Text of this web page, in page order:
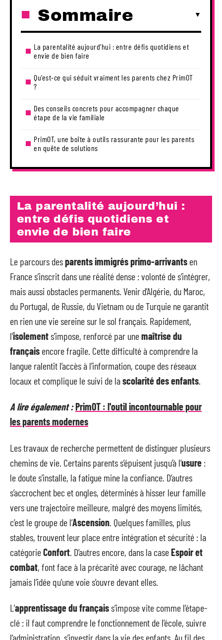
Sommaire
La parentalité aujourd’hui : entre défis quotidiens et
envie de bien faire
Qu’est-ce qui séduit vraiment les parents chez PrimOT
?
Des conseils concrets pour accompagner chaque
étape de la vie familiale
PrimOT, une boîte à outils rassurante pour les parents
en quête de solutions
La parentalité aujourd’hui :
entre défis quotidiens et
envie de bien faire
Le parcours desparents immigrés primo-arrivants en
France s’inscrit dans une réalité dense : volonté de s’intégrer,
mais aussi obstacles permanents. Venir d’Algérie, du Maroc,
du Portugal, de Russie, du Vietnam ou de Turquie ne garantit
en rien une vie sereine sur le sol français. Rapidement,
l’isolements’impose, renforcé par unemaîtrise du
français encore fragile. Cette difficulté à comprendre la
langue ralentit l’accès à l’information, coupe des réseaux
locaux et complique le suivi de lascolarité des enfants
A lire également :PrimOT : l'outil incontournable pour
les parents modernes
Les travaux de recherche permettent de distinguer plusieurs
chemins de vie. Certains parents s’épuisent jusqu’à l’usure :
le doute s’installe, la fatigue mine la confiance. D’autres
s’accrochent bec et ongles, déterminés à hisser leur famille
vers une trajectoire meilleure, malgré des moyens limités,
c’est le groupe de l’Ascension . Quelques familles, plus
stables, trouvent leur place entre intégration et sécurité : la
catégorieConfort . D’autres encore, dans la caseEspoir et
combat, font face à la précarité avec courage, ne lâchant
jamais l’idée qu’une voie s’ouvre devant elles.
L’apprentissage du françaiss’impose vite comme l’étape-
clé : il faut comprendre le fonctionnement de l’école, suivre
l’administration, s’investir dans la vie des enfants. Au fil des